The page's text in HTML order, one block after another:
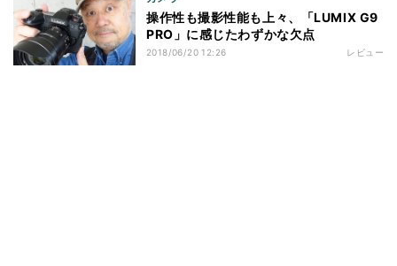
操作性も撮影性能も上々、「LUMIX G9
PRO」に感じたわずかな欠点
2018/06/20 12:26 レビュー